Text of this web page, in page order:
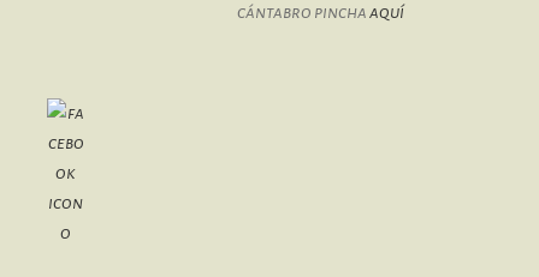
cántabro pinchaaquí